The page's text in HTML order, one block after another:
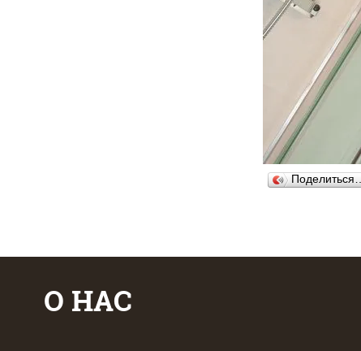
Поделиться…
О НАС